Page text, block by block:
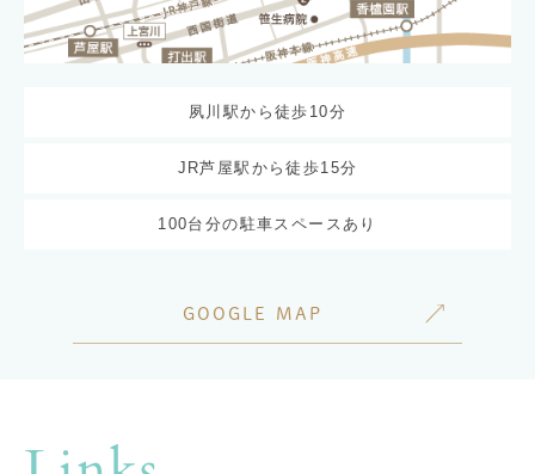
夙川駅から徒歩10分
JR芦屋駅から徒歩15分
100台分の駐車スペースあり
GOOGLE MAP